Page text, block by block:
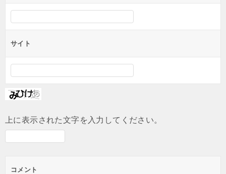
サイト
上に表示された文字を入力してください。
コメント